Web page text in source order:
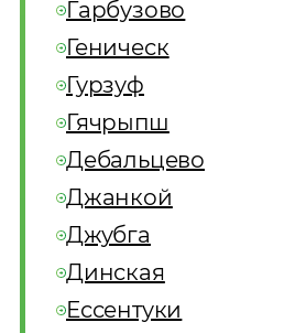
Гарбузово
Геническ
Гурзуф
Гячрыпш
Дебальцево
Джанкой
Джубга
Динская
Ессентуки